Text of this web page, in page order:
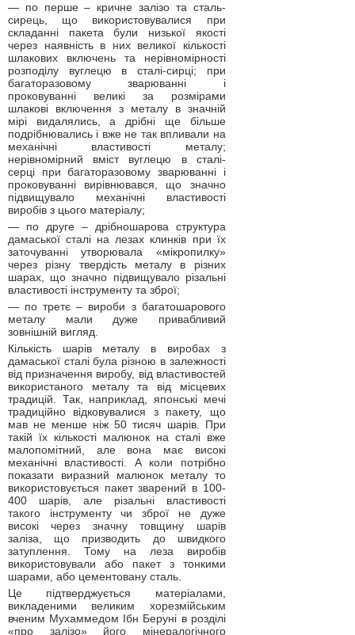
— по перше – кричне залізо та сталь-
сирець, що використовувалися при
складанні пакета були низької якості
через наявність в них великої кількості
шлакових включень та нерівномірності
розподілу вуглецю в сталі-сирці; при
багаторазовому зварюванні і
проковуванні великі за розмірами
шлакові включення з металу в значній
мірі видалялись, а дрібні ще більше
подрібнювались і вже не так впливали на
механічні властивості металу;
нерівномірний вміст вуглецю в сталі-
серці при багаторазовому зварюванні і
проковуванні вирівнювався, що значно
підвищувало механічні властивості
виробів з цього матеріалу;
— по друге – дрібношарова структура
дамаської сталі на лезах клинків при їх
заточуванні утворювала «мікропилку»
через різну твердість металу в різних
шарах, що значно підвищувало різальні
властивості інструменту та зброї;
— по третє – вироби з багатошарового
металу мали дуже привабливий
зовнішній вигляд.
Кількість шарів металу в виробах з
дамаської сталі була різною в залежності
від призначення виробу, від властивостей
використаного металу та від місцевих
традицій. Так, наприклад, японські мечі
традиційно відковувалися з пакету, що
мав не менше ніж 50 тисяч шарів. При
такій їх кількості малюнок на сталі вже
малопомітний, але вона має високі
механічні властивості. А коли потрібно
показати виразний малюнок металу то
використовується пакет зварений в 100-
400 шарів, але різальні властивості
такого інструменту чи зброї не дуже
високі через значну товщину шарів
заліза, що призводить до швидкого
затуплення. Тому на леза виробів
використовували або пакет з тонкими
шарами, або цементовану сталь.
Це підтверджується матеріалами,
викладеними великим хорезмійським
вченим Мухаммедом Ібн Беруні в розділі
«про залізо» його мінералогічного